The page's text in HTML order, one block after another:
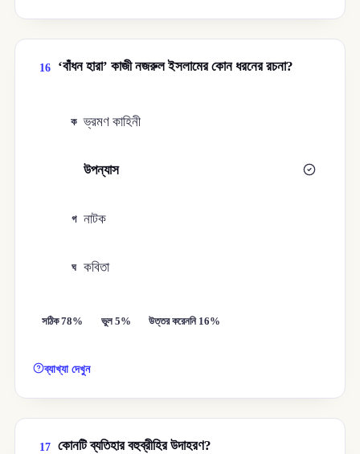
16 ‘বাঁধন হারা’ কাজী নজরুল ইসলামের কোন ধরনের রচনা?
ক ভ্রমণ কাহিনী
উপন্যাস
গ নাটক
ঘ কবিতা
সঠিক 78% ভুল 5% উত্তর করেননি 16%
ব্যাখ্যা দেখুন
17 কোনটি ব্যতিহার বহুব্রীহির উদাহরণ?